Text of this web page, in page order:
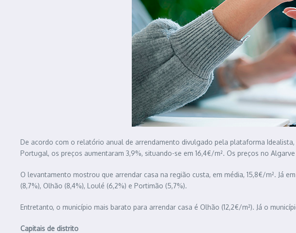
De acordo com o relatório anual de arrendamento divulgado pela plataforma
Portugal, os preços aumentaram 3,9%, situando-se em 16,4€/m². Os preços no
O levantamento mostrou que arrendar casa na região custa, em média, 15,8€/m². Já
(8,7%), Olhão (8,4%), Loulé (6,2%) e Portimão (5,7%).
Entretanto, o município mais barato para arrendar casa é Olhão (12,2€/m²). Já o
Capitais de distrito